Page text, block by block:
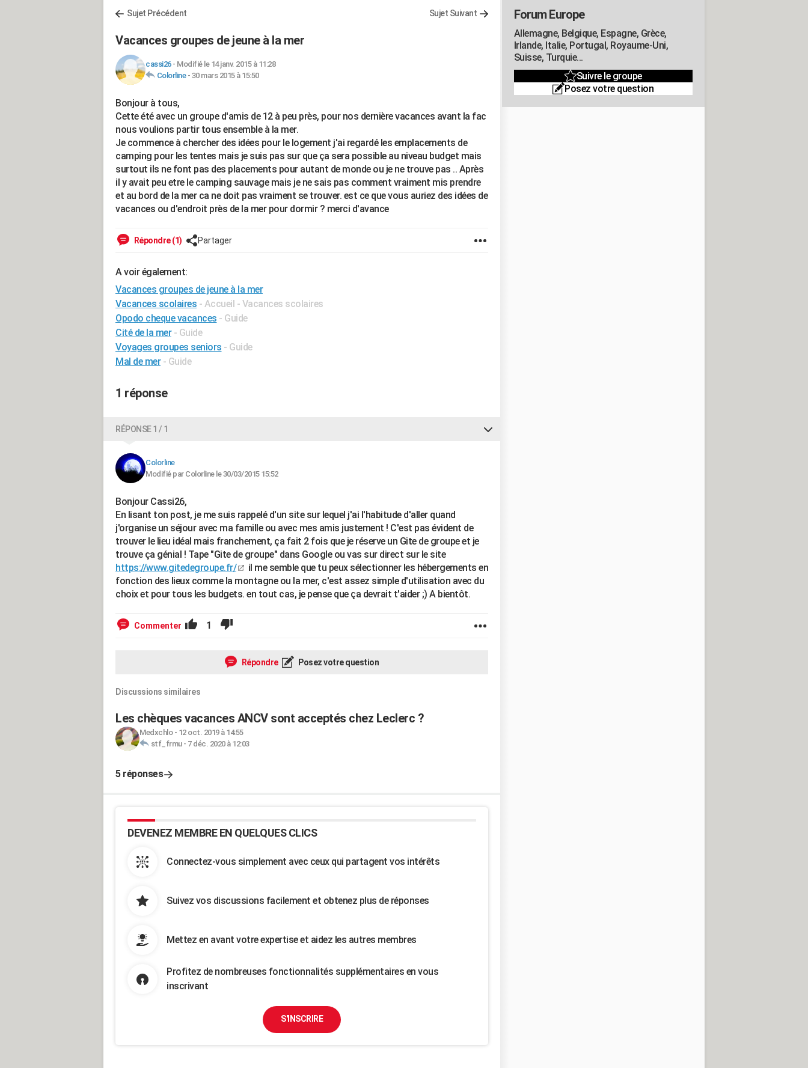
Sujet Précédent Sujet Suivant
Vacances groupes de jeune à la mer
cassi26- Modifié le 14 janv. 2015 à 11:28
Colorline- 30 mars 2015 à 15:50
Bonjour à tous,
Cette été avec un groupe d'amis de 12 à peu près, pour nos dernière vacances avant la fac
nous voulions partir tous ensemble à la mer.
Je commence à chercher des idées pour le logement j'ai regardé les emplacements de
camping pour les tentes mais je suis pas sur que ça sera possible au niveau budget mais
surtout ils ne font pas des placements pour autant de monde ou je ne trouve pas .. Après
il y avait peu etre le camping sauvage mais je ne sais pas comment vraiment mis prendre
et au bord de la mer ca ne doit pas vraiment se trouver. est ce que vous auriez des idées de
vacances ou d'endroit près de la mer pour dormir ? merci d'avance
Répondre (1) Partager
A voir également:
Vacances groupes de jeune à la mer
Vacances scolaires - Accueil - Vacances scolaires
Opodo cheque vacances - Guide
Cité de la mer - Guide
Voyages groupes seniors - Guide
Mal de mer - Guide
1 réponse
RÉPONSE 1 / 1
Colorline
Modifié par Colorline le 30/03/2015 15:52
Bonjour Cassi26,
En lisant ton post, je me suis rappelé d'un site sur lequel j'ai l'habitude d'aller quand
j'organise un séjour avec ma famille ou avec mes amis justement ! C'est pas évident de
trouver le lieu idéal mais franchement, ça fait 2 fois que je réserve un Gite de groupe et je
trouve ça génial ! Tape "Gite de groupe" dans Google ou vas sur direct sur le site
https://www.gitedegroupe.fr/
il me semble que tu peux sélectionner les hébergements en
fonction des lieux comme la montagne ou la mer, c'est assez simple d'utilisation avec du
choix et pour tous les budgets. en tout cas, je pense que ça devrait t'aider ;) A bientôt.
Commenter 1
Répondre Posez votre question
Discussions similaires
Les chèques vacances ANCV sont acceptés chez Leclerc ?
Medxchlo- 12 oct. 2019 à 14:55
stf_frmu- 7 déc. 2020 à 12:03
5 réponses
DEVENEZ MEMBRE EN QUELQUES CLICS
Connectez-vous simplement avec ceux qui partagent vos intérêts
Suivez vos discussions facilement et obtenez plus de réponses
Mettez en avant votre expertise et aidez les autres membres
Profitez de nombreuses fonctionnalités supplémentaires en vous
inscrivant
S'INSCRIRE
Forum Europe
Allemagne, Belgique, Espagne, Grèce,
Irlande, Italie, Portugal, Royaume-Uni,
Suisse, Turquie...
Suivre le groupe
Posez votre question